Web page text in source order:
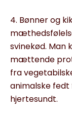
4. Bønner og
svinekød.
mættende
fra
animalske
hjertesundt.